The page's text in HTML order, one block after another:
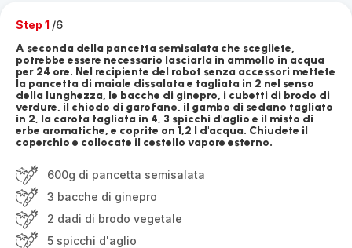
Step 1 /6
A seconda della pancetta semisalata che scegliete,
potrebbe essere necessario lasciarla in ammollo in acqua
per 24 ore. Nel recipiente del robot senza accessori mettete
la pancetta di maiale dissalata e tagliata in 2 nel senso
della lunghezza, le bacche di ginepro, i cubetti di brodo di
verdure, il chiodo di garofano, il gambo di sedano tagliato
in 2, la carota tagliata in 4, 3 spicchi d'aglio e il misto di
erbe aromatiche, e coprite on 1,2 l d'acqua. Chiudete il
coperchio e collocate il cestello vapore esterno.
600g di pancetta semisalata
3 bacche di ginepro
2 dadi di brodo vegetale
5 spicchi d'aglio